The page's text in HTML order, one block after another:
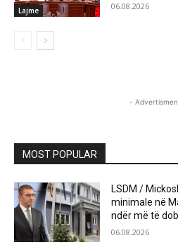
Lajme 06.08.2026
-
MOST POPULAR
LSDM /
minimale në
ndër më të
06.08.2026